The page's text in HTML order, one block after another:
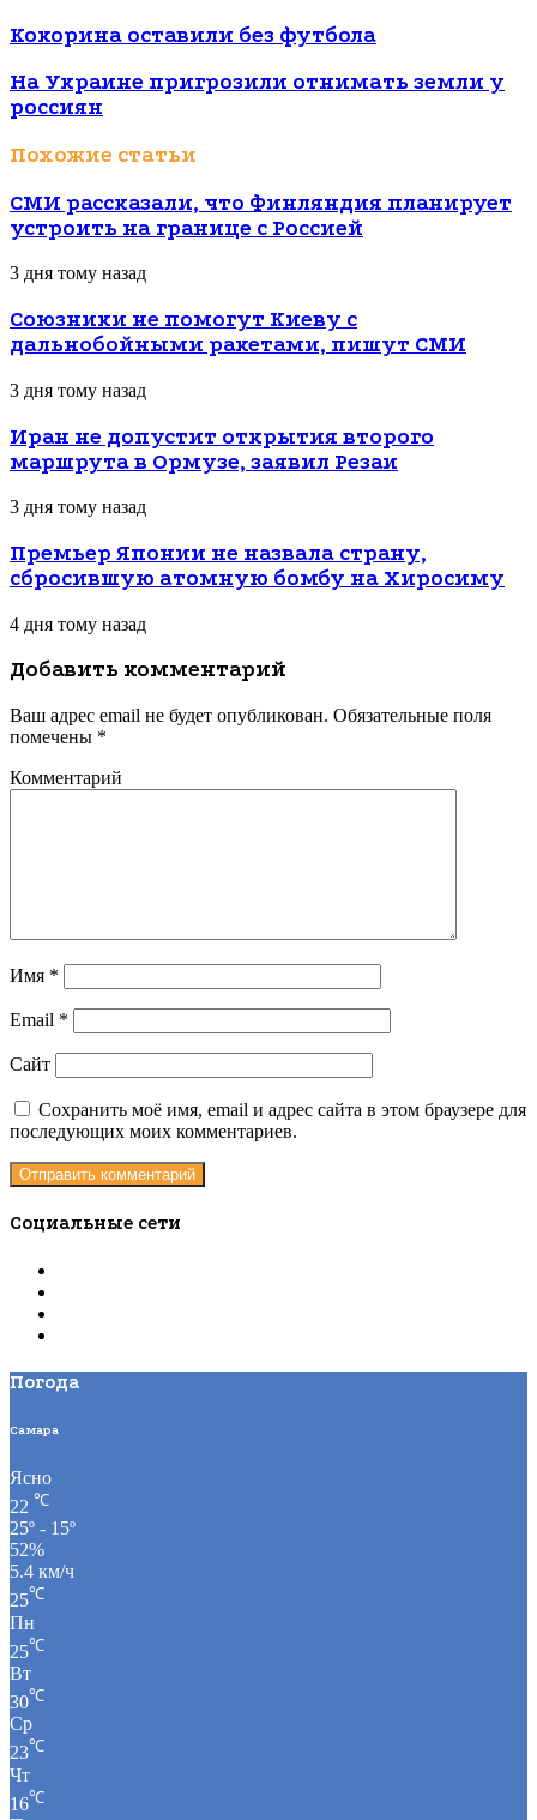
Кокорина оставили без футбола
На Украине пригрозили отнимать земли у
россиян
Похожие статьи
СМИ рассказали, что Финляндия планирует
устроить на границе с Россией
3 дня тому назад
Союзники не помогут Киеву с
дальнобойными ракетами, пишут СМИ
3 дня тому назад
Иран не допустит открытия второго
маршрута в Ормузе, заявил Резаи
3 дня тому назад
Премьер Японии не назвала страну,
сбросившую атомную бомбу на Хиросиму
4 дня тому назад
Добавить комментарий
Ваш адрес email не будет опубликован. Обязательные поля
помечены *
Комментарий
Имя *
Email *
Сайт
Сохранить моё имя, email и адрес сайта в этом браузере для
последующих моих комментариев.
Социальные сети
Погода
Самара
Ясно
22 ℃
25º - 15º
52%
5.4 км/ч
25℃
Пн
25℃
Вт
30℃
Ср
23℃
Чт
16℃